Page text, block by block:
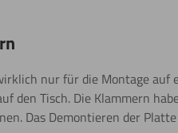
nur für die Montage auf
den Tisch. Die Klammern
Das Demontieren der